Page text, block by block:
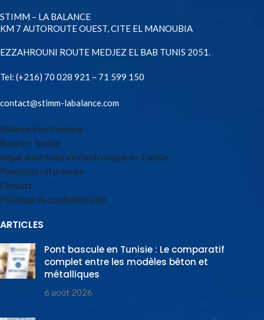
STIMM – LA BALANCE
KM 7 AUTOROUTE OUEST, CITE EL MANOUBIA
EZZAHROUNI ROUTE MEDJEZ EL BAB TUNIS 2051.
Tel: (+216) 70 028 921 – 71 599 150
contact@stimm-labalance.com
Balance électronique
Balance Tunisie
Réparation balance électronique en Tunisie
Parmi nos réferences
Contact
Politique de confidentialité
ARTICLES
Pont bascule en Tunisie : Le comparatif
complet entre les modèles béton et
métalliques
6 août 2026